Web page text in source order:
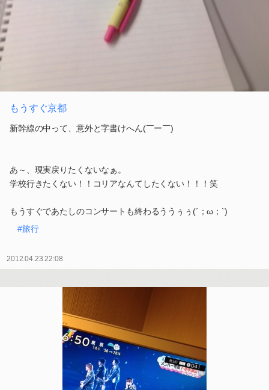
もうすぐ京都
新幹線の中って、意外と字書けへん(￣ー￣)
あ～、現実戻りたくないなぁ。
学校行きたくない！！コリアなんてしたくない！！！笑
もうすぐであたしのコンサートも終わるううぅぅ(´；ω；`)
#旅行
2012.04.23 22:08